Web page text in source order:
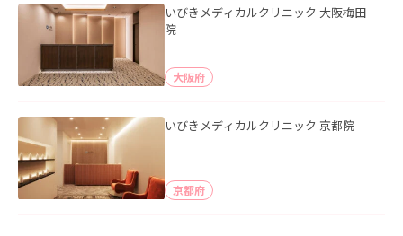
いびきメディカルクリニック 大阪梅田
院
大阪府
いびきメディカルクリニック 京都院
京都府